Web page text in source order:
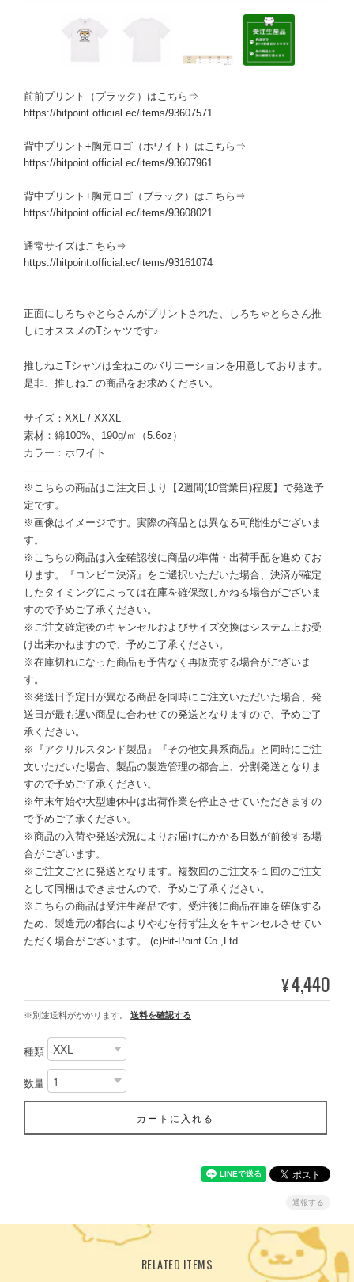
前前プリント（ブラック）はこちら⇒
https://hitpoint.official.ec/items/93607571
背中プリント+胸元ロゴ（ホワイト）はこちら⇒
https://hitpoint.official.ec/items/93607961
背中プリント+胸元ロゴ（ブラック）はこちら⇒
https://hitpoint.official.ec/items/93608021
通常サイズはこちら⇒
https://hitpoint.official.ec/items/93161074
正面にしろちゃとらさんがプリントされた、しろちゃとらさん推
しにオススメのTシャツです♪
推しねこTシャツは全ねこのバリエーションを用意しております。
是非、推しねこの商品をお求めください。
サイズ：XXL / XXXL
素材：綿100%、190g/㎡（5.6oz）
カラー：ホワイト
-----------------------------------------------------------------
※こちらの商品はご注文日より【2週間(10営業日)程度】で発送予
定です。
※画像はイメージです。実際の商品とは異なる可能性がございま
す。
※こちらの商品は入金確認後に商品の準備・出荷手配を進めてお
ります。『コンビニ決済』をご選択いただいた場合、決済が確定
したタイミングによっては在庫を確保致しかねる場合がございま
すので予めご了承ください。
※ご注文確定後のキャンセルおよびサイズ交換はシステム上お受
け出来かねますので、予めご了承ください。
※在庫切れになった商品も予告なく再販売する場合がございま
す。
※発送日予定日が異なる商品を同時にご注文いただいた場合、発
送日が最も遅い商品に合わせての発送となりますので、予めご了
承ください。
※『アクリルスタンド製品』『その他文具系商品』と同時にご注
文いただいた場合、製品の製造管理の都合上、分割発送となりま
すので予めご了承ください。
※年末年始や大型連休中は出荷作業を停止させていただきますの
で予めご了承ください。
※商品の入荷や発送状況によりお届けにかかる日数が前後する場
合がございます。
※ご注文ごとに発送となります。複数回のご注文を１回のご注文
として同梱はできませんので、予めご了承ください。
※こちらの商品は受注生産品です。受注後に商品在庫を確保する
ため、製造元の都合によりやむを得ず注文をキャンセルさせてい
ただく場合がございます。 (c)Hit-Point Co.,Ltd.
¥4,440
※別途送料がかかります。 送料を確認する
種類
数量
カートに入れる
通報する
RELATED ITEMS